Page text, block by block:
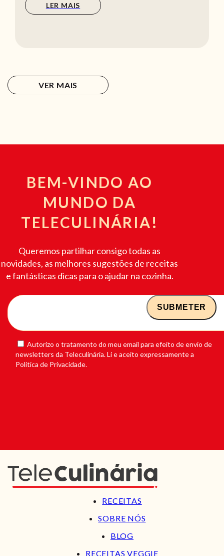
LER MAIS
VER MAIS
BEM-VINDO AO
MUNDO DA
TELECULINÁRIA!
Queremos partilhar consigo todas as
novidades, as melhores sugestões de receitas
e fantásticas dicas para o ajudar na cozinha.
Autorizo o tratamento do meu email para efeito de envio de
newsletters da Teleculinária. Li e aceito expressamente a
Política de Privacidade.
RECEITAS
SOBRE NÓS
BLOG
RECEITAS VEGGIE